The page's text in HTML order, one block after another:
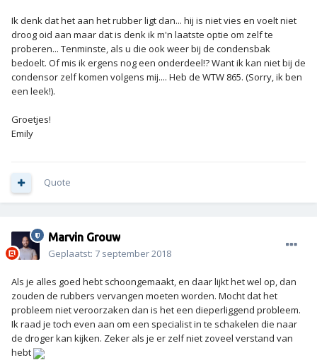
Ik denk dat het aan het rubber ligt dan... hij is niet vies en voelt niet
droog oid aan maar dat is denk ik m'n laatste optie om zelf te
proberen... Tenminste, als u die ook weer bij de condensbak
bedoelt. Of mis ik ergens nog een onderdeel!? Want ik kan niet bij de
condensor zelf komen volgens mij.... Heb de WTW 865. (Sorry, ik ben
een leek!).
Groetjes!
Emily
Quote
Marvin Grouw
Geplaatst: 7 september 2018
Als je alles goed hebt schoongemaakt, en daar lijkt het wel op, dan
zouden de rubbers vervangen moeten worden. Mocht dat het
probleem niet veroorzaken dan is het een dieperliggend probleem.
Ik raad je toch even aan om een specialist in te schakelen die naar
de droger kan kijken. Zeker als je er zelf niet zoveel verstand van
hebt